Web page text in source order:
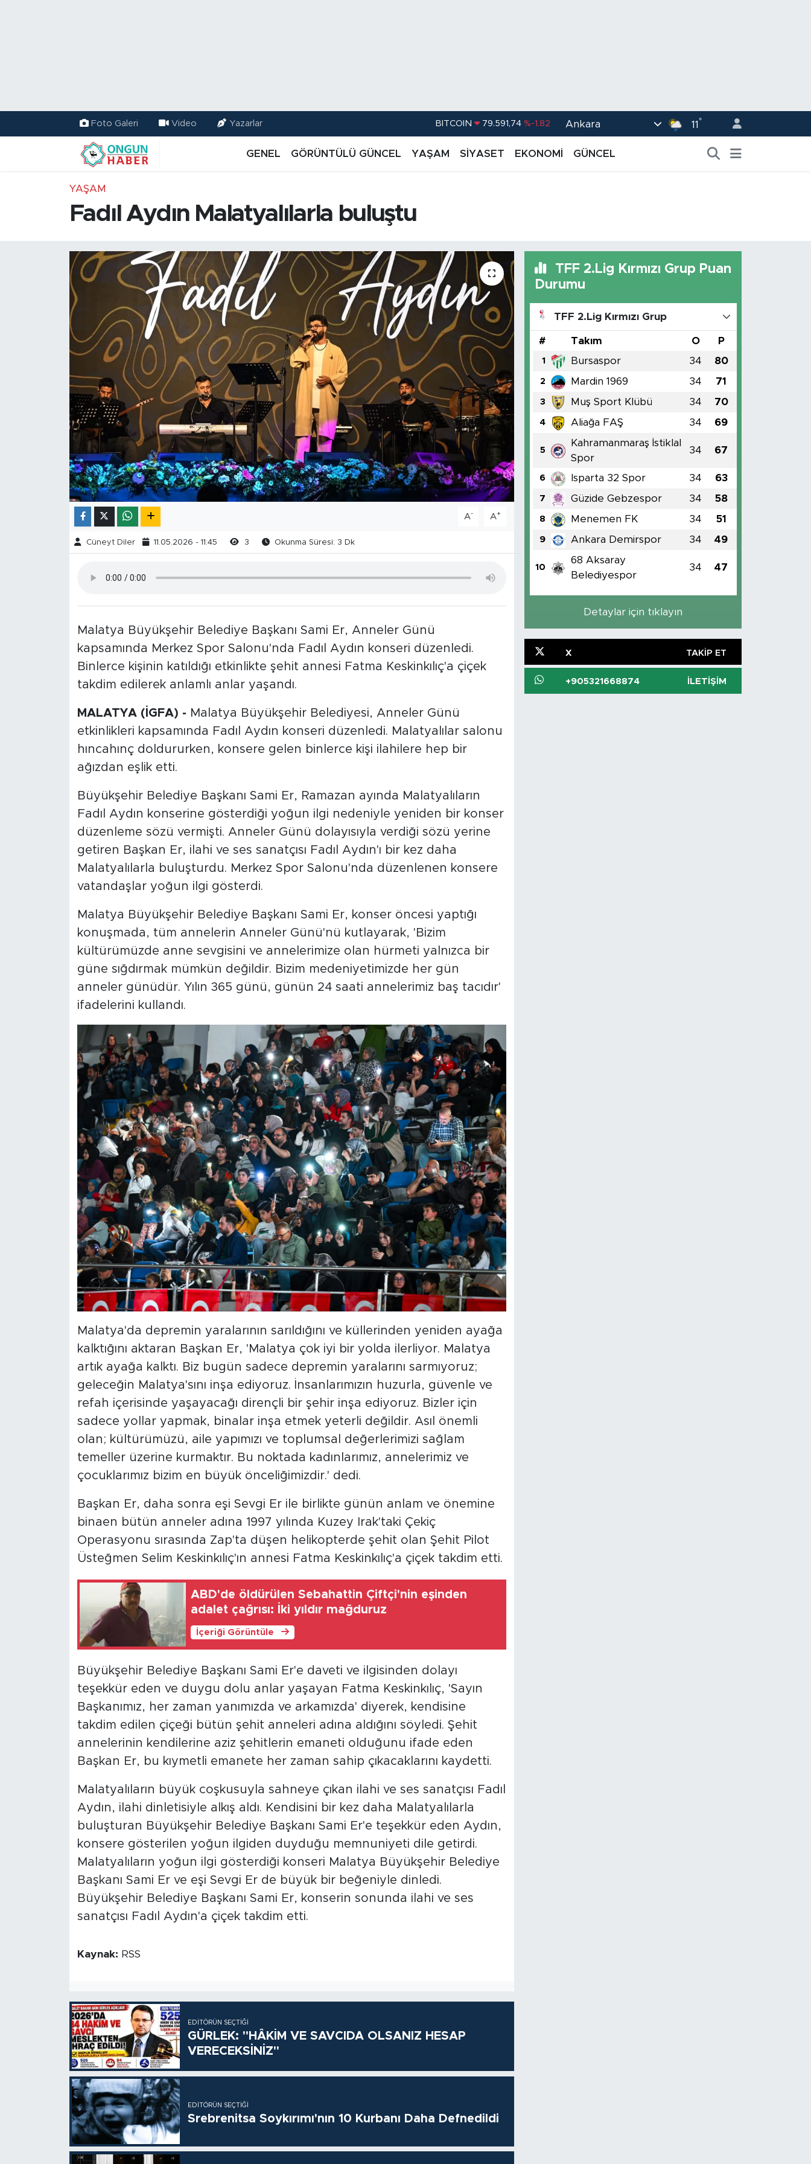
Foto Galeri Video Yazarlar BITCOIN 79.591,74 %-1.82 Ankara 11 °
GENEL GÖRÜNTÜLÜ GÜNCEL YAŞAM SİYASET EKONOMİ GÜNCEL
YAŞAM
Fadıl Aydın Malatyalılarla buluştu
A- A+
Cüneyt Diler 11.05.2026 - 11:45 3 Okunma Süresi: 3 Dk
Malatya Büyükşehir Belediye Başkanı Sami Er, Anneler Günü
kapsamında Merkez Spor Salonu'nda Fadıl Aydın konseri düzenledi.
Binlerce kişinin katıldığı etkinlikte şehit annesi Fatma Keskinkılıç'a çiçek
takdim edilerek anlamlı anlar yaşandı.
MALATYA (İGFA) - Malatya Büyükşehir Belediyesi, Anneler Günü
etkinlikleri kapsamında Fadıl Aydın konseri düzenledi. Malatyalılar salonu
hıncahınç doldururken, konsere gelen binlerce kişi ilahilere hep bir
ağızdan eşlik etti.
Büyükşehir Belediye Başkanı Sami Er, Ramazan ayında Malatyalıların
Fadıl Aydın konserine gösterdiği yoğun ilgi nedeniyle yeniden bir konser
düzenleme sözü vermişti. Anneler Günü dolayısıyla verdiği sözü yerine
getiren Başkan Er, ilahi ve ses sanatçısı Fadıl Aydın'ı bir kez daha
Malatyalılarla buluşturdu. Merkez Spor Salonu'nda düzenlenen konsere
vatandaşlar yoğun ilgi gösterdi.
Malatya Büyükşehir Belediye Başkanı Sami Er, konser öncesi yaptığı
konuşmada, tüm annelerin Anneler Günü'nü kutlayarak, 'Bizim
kültürümüzde anne sevgisini ve annelerimize olan hürmeti yalnızca bir
güne sığdırmak mümkün değildir. Bizim medeniyetimizde her gün
anneler günüdür. Yılın 365 günü, günün 24 saati annelerimiz baş tacıdır'
ifadelerini kullandı.
Malatya'da depremin yaralarının sarıldığını ve küllerinden yeniden ayağa
kalktığını aktaran Başkan Er, 'Malatya çok iyi bir yolda ilerliyor. Malatya
artık ayağa kalktı. Biz bugün sadece depremin yaralarını sarmıyoruz;
geleceğin Malatya'sını inşa ediyoruz. İnsanlarımızın huzurla, güvenle ve
refah içerisinde yaşayacağı dirençli bir şehir inşa ediyoruz. Bizler için
sadece yollar yapmak, binalar inşa etmek yeterli değildir. Asıl önemli
olan; kültürümüzü, aile yapımızı ve toplumsal değerlerimizi sağlam
temeller üzerine kurmaktır. Bu noktada kadınlarımız, annelerimiz ve
çocuklarımız bizim en büyük önceliğimizdir.' dedi.
Başkan Er, daha sonra eşi Sevgi Er ile birlikte günün anlam ve önemine
binaen bütün anneler adına 1997 yılında Kuzey Irak'taki Çekiç
Operasyonu sırasında Zap'ta düşen helikopterde şehit olan Şehit Pilot
Üsteğmen Selim Keskinkılıç'ın annesi Fatma Keskinkılıç'a çiçek takdim etti.
ABD'de öldürülen Sebahattin Çiftçi'nin eşinden
adalet çağrısı: İki yıldır mağduruz
İçeriği Görüntüle
Büyükşehir Belediye Başkanı Sami Er'e daveti ve ilgisinden dolayı
teşekkür eden ve duygu dolu anlar yaşayan Fatma Keskinkılıç, 'Sayın
Başkanımız, her zaman yanımızda ve arkamızda' diyerek, kendisine
takdim edilen çiçeği bütün şehit anneleri adına aldığını söyledi. Şehit
annelerinin kendilerine aziz şehitlerin emaneti olduğunu ifade eden
Başkan Er, bu kıymetli emanete her zaman sahip çıkacaklarını kaydetti.
Malatyalıların büyük coşkusuyla sahneye çıkan ilahi ve ses sanatçısı Fadıl
Aydın, ilahi dinletisiyle alkış aldı. Kendisini bir kez daha Malatyalılarla
buluşturan Büyükşehir Belediye Başkanı Sami Er'e teşekkür eden Aydın,
konsere gösterilen yoğun ilgiden duyduğu memnuniyeti dile getirdi.
Malatyalıların yoğun ilgi gösterdiği konseri Malatya Büyükşehir Belediye
Başkanı Sami Er ve eşi Sevgi Er de büyük bir beğeniyle dinledi.
Büyükşehir Belediye Başkanı Sami Er, konserin sonunda ilahi ve ses
sanatçısı Fadıl Aydın'a çiçek takdim etti.
Kaynak: RSS
EDITÖRÜN SEÇTIĞI
GÜRLEK: "HÂKİM VE SAVCIDA OLSANIZ HESAP
VERECEKSİNİZ"
EDITÖRÜN SEÇTIĞI
Srebrenitsa Soykırımı'nın 10 Kurbanı Daha Defnedildi
TFF 2.Lig Kırmızı Grup Puan
Durumu
TFF 2.Lig Kırmızı Grup
# Takım O P
1 Bursaspor 34 80
2 Mardin 1969 34 71
3 Muş Sport Klübü 34 70
4 Aliağa FAŞ 34 69
5
Kahramanmaraş İstiklal
Spor
34 67
6 Isparta 32 Spor 34 63
7 Güzide Gebzespor 34 58
8 Menemen FK 34 51
9 Ankara Demirspor 34 49
10
68 Aksaray
Belediyespor
34 47
Detaylar için tıklayın
X TAKIP ET
+905321668874 İLETIŞIM
Trafik Durumu
TFF 2.Lig Kırmızı Grup Puan Durumu ve Fikstür
Haber Arşivi